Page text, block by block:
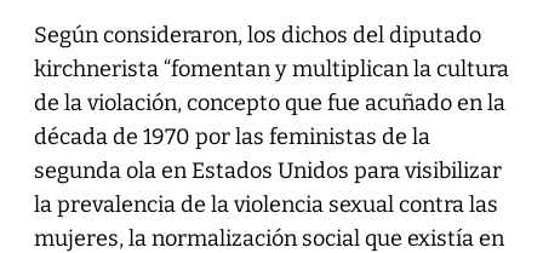
Según consideraron, los dichos del diputado
kirchnerista “fomentan y multiplican la cultura
de la violación, concepto que fue acuñado en la
década de 1970 por las feministas de la
segunda ola en Estados Unidos para visibilizar
la prevalencia de la violencia sexual contra las
mujeres, la normalización social que existía en